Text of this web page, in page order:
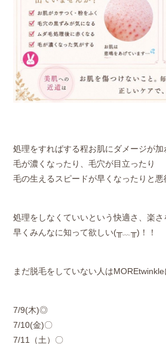
処理をすればする程お肌にダメージが加
毛が濃くなったり、毛穴が目立ったり
毛の生えるスピードが早くなったりと悪
処理をしなくていいという快適さ、楽さ
早くみんなに知って欲しい(╥﹏╥)！！
まだ脱毛をしていない人はMOREtwinkle
7/9(木)◎
7/10(金)〇
7/11（土）〇